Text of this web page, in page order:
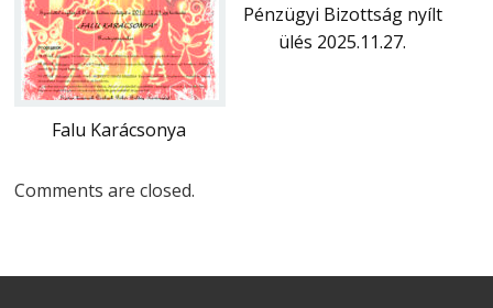
Falu Karácsonya
Pénzügyi Bizottság nyílt
ülés 2025.11.27.
Comments are closed.